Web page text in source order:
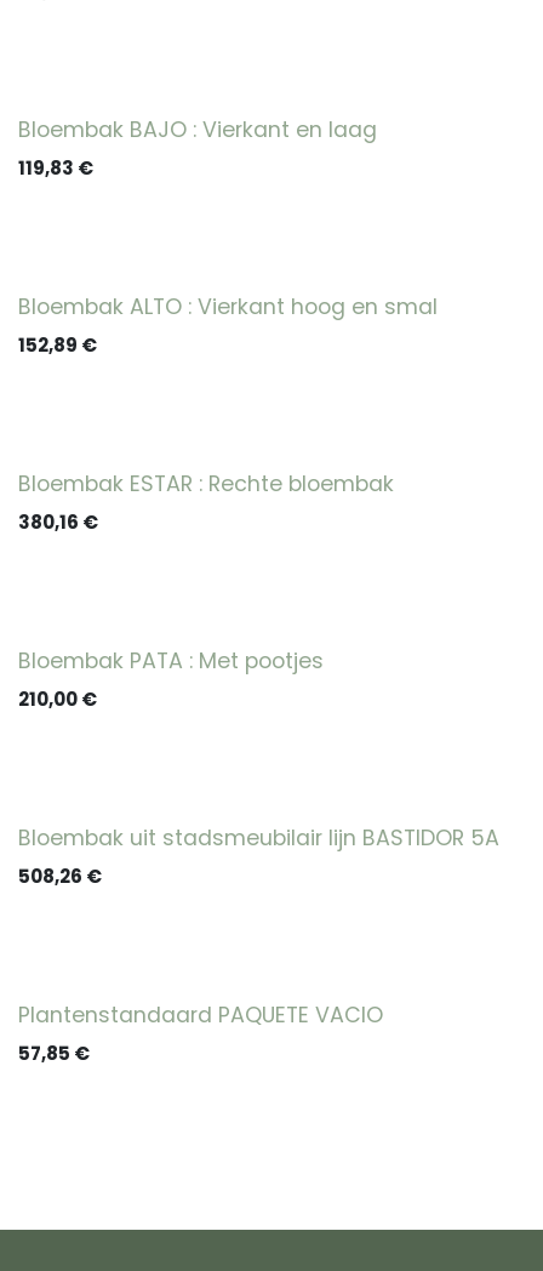
Bloembak BAJO : Vierkant en laag
119,83 €
Bloembak ALTO : Vierkant hoog en smal
152,89 €
Bloembak ESTAR : Rechte bloembak
380,16 €
Bloembak PATA : Met pootjes
210,00€
Bloembak uit stadsmeubilair lijn BASTIDOR 5A
508,26 €
Plantenstandaard PAQUETE VACIO
57,85 €